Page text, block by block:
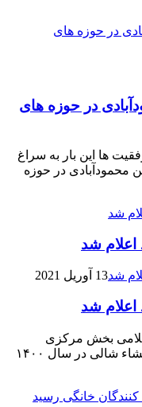
در حوزه های
ها این بار به سراغ
محمودآبادی در حوزه
شد
13 آوریل 2021
شد
بخش مرکزی
شهرستان محمودآباد از اعلام نرخ نشاء شالی در سال ۱۴۰۰